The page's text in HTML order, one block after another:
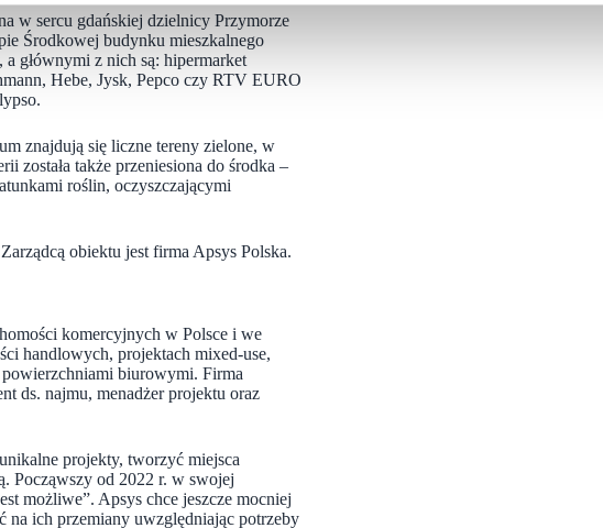
w sercu gdańskiej dzielnicy Przymorze
Środkowej budynku mieszkalnego
głównymi z nich są: hipermarket
Hebe, Jysk, Pepco czy RTV EURO
znajdują się liczne tereny zielone, w
została także przeniesiona do środka –
roślin, oczyszczającymi
obiektu jest firma Apsys Polska.
komercyjnych w Polsce i we
handlowych, projektach mixed-use,
biurowymi. Firma
ds. najmu, menadżer projektu oraz
projekty, tworzyć miejsca
Począwszy od 2022 r. w swojej
możliwe”. Apsys chce jeszcze mocniej
na ich przemiany uwzględniając potrzeby